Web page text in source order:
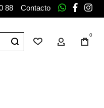
88 Contacto whatsapp
Buscar
Mi Cuenta
Lista de deseos
Tu
0